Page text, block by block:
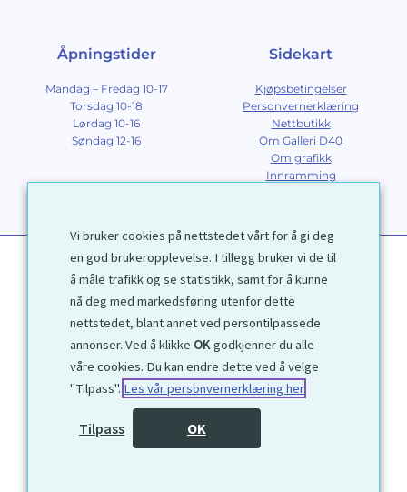
Åpningstider
Mandag – Fredag 10-17
Torsdag 10-18
Lørdag 10-16
Søndag 12-16
Sidekart
Kjøpsbetingelser
Personvernerklæring
Nettbutikk
Om Galleri D40
Om grafikk
Innramming
1972 © Galleri D40 AS
Utviklet avKjetil Moen Nettservice AS
Vi bruker cookies på nettstedet vårt for å gi deg
en god brukeropplevelse. I tillegg bruker vi de til
å måle trafikk og se statistikk, samt for å kunne
nå deg med markedsføring utenfor dette
nettstedet, blant annet ved persontilpassede
annonser. Ved å klikke OKgodkjenner du alle
våre cookies. Du kan endre dette ved å velge
"Tilpass". Les vår personvernerklæring her
Tilpass OK